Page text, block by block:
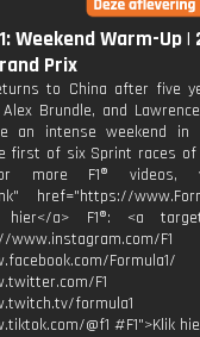
1: Weekend Warm-Up
Prix
to China after five
Brundle, and
an intense weekend in
first of six Sprint races
more F1® videos,
href="https://
hier</a> F1®: <a
www.instagram.com/F1
Formula1/
F1
formula1
@f1 #F1">Klik